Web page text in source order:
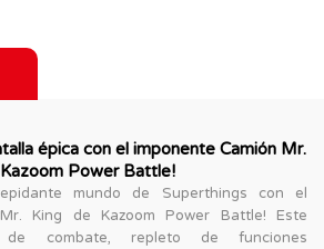
épica con el imponente Camión Mr.
Power Battle!
mundo de Superthings con el
King de Kazoom Power Battle! Este
de combate, repleto de funciones